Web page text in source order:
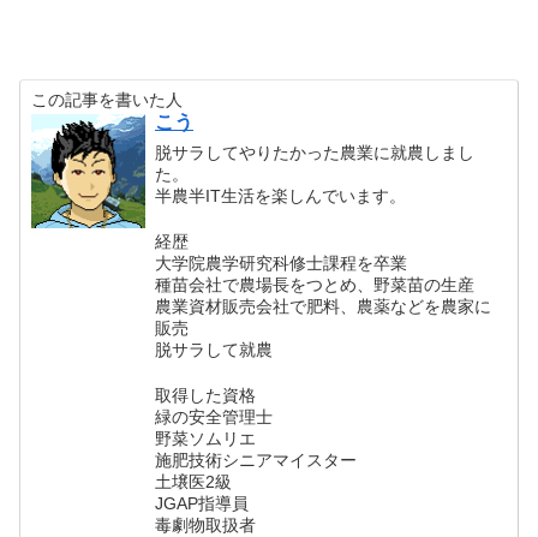
この記事を書いた人
こう
脱サラしてやりたかった農業に就農しまし
た。
半農半IT生活を楽しんでいます。
経歴
大学院農学研究科修士課程を卒業
種苗会社で農場長をつとめ、野菜苗の生産
農業資材販売会社で肥料、農薬などを農家に
販売
脱サラして就農
取得した資格
緑の安全管理士
野菜ソムリエ
施肥技術シニアマイスター
土壌医2級
JGAP指導員
毒劇物取扱者